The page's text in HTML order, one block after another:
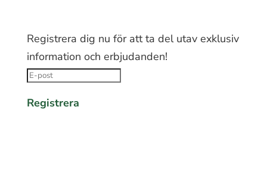
Registrera dig nu för att ta del utav exklusiv
information och erbjudanden!
Registrera